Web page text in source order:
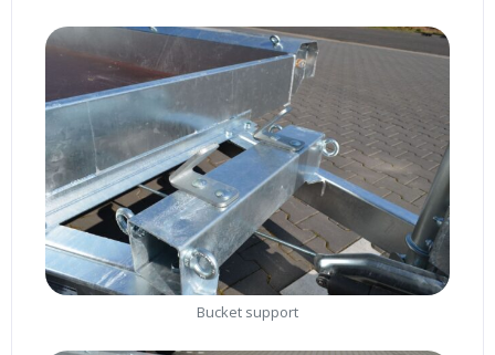
Bucket support